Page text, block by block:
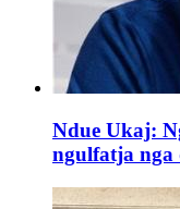
Ndue Ukaj:
ngulfatja nga